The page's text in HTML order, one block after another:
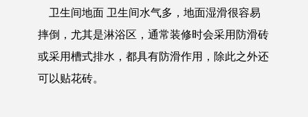
卫生间地面 卫生间水气多，地面湿滑很容易
摔倒，尤其是淋浴区，通常装修时会采用防滑砖
或采用槽式排水，都具有防滑作用，除此之外还
可以贴花砖。